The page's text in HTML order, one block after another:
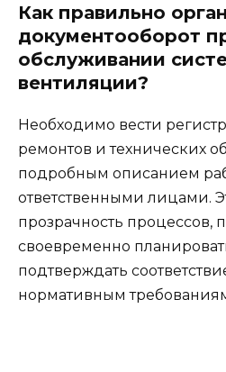
Как правильно
документооборот
обслуживании
вентиляции?
Необходимо вести
ремонтов и технических
подробным описанием
ответственными лицами.
прозрачность процессов,
своевременно
подтверждать
нормативным